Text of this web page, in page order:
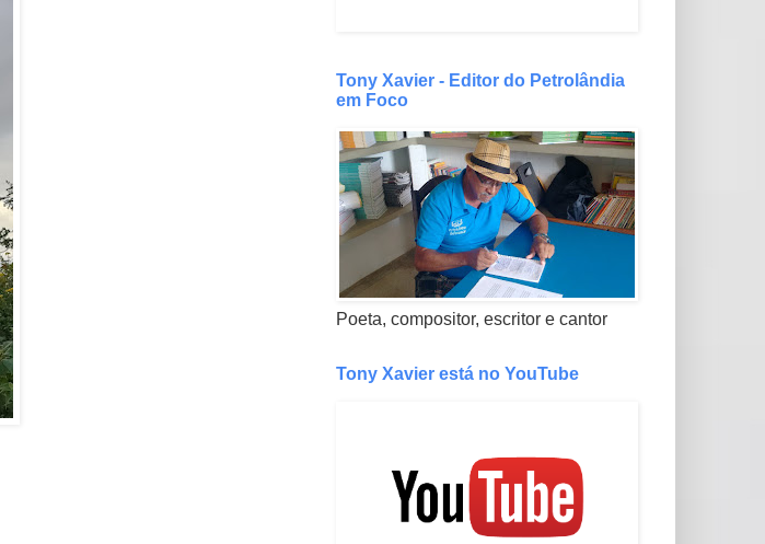
Tony Xavier - Editor do Petrolândia
em Foco
Poeta, compositor, escritor e cantor
Tony Xavier está no YouTube